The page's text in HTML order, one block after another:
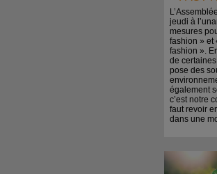
jeudi à
mesures
fashion » et
fashion ».
de
pose des
également
c’est notre
faut revoir
dans une